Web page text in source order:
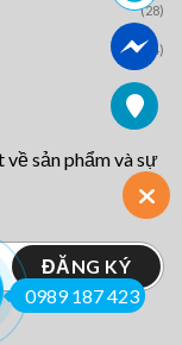
(28)
(4)
sản phẩm và sự
0989 187 423